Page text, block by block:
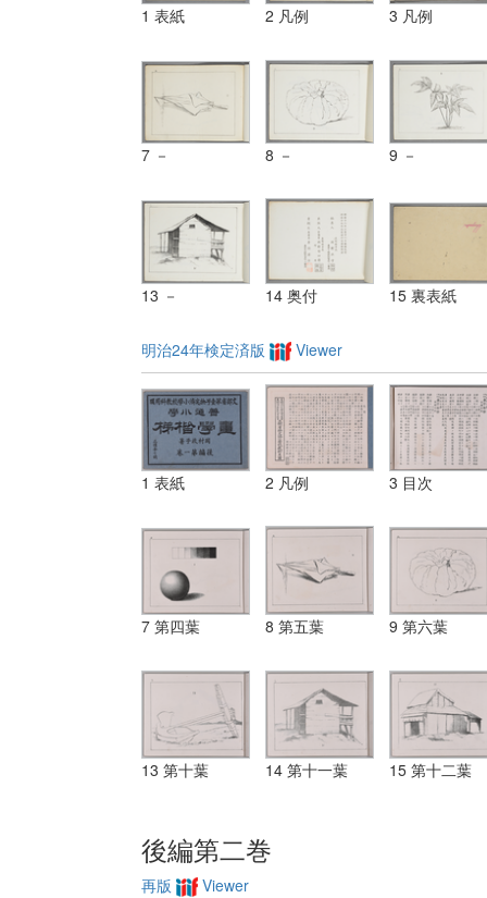
1 表紙 2 凡例 3 凡例
7 － 8 － 9 －
13 － 14 奥付 15 裏表紙
明治24年検定済版 Viewer
1 表紙 2 凡例 3 目次
7 第四葉 8 第五葉 9 第六葉
13 第十葉 14 第十一葉 15 第十二葉
後編第二巻
再版 Viewer